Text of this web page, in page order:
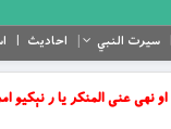
سیرت النبي احادیث
نهی عنی المنکر یا ر نېكيو